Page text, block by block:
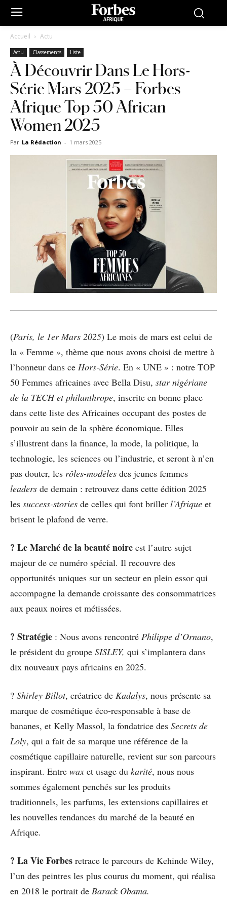
Accueil Actu
Actu Classements Liste
À Découvrir Dans Le Hors-
Série Mars 2025 – Forbes
Afrique Top 50 African
Women 2025
Par La Rédaction - 1 mars 2025
(Paris, le 1er Mars 2025) Le mois de mars est celui de
la « Femme », thème que nous avons choisi de mettre à
l’honneur dans ce Hors-Série. En « UNE » : notre TOP
50 Femmes africaines avec Bella Disu, star nigériane
de la TECH et philanthrope, inscrite en bonne place
dans cette liste des Africaines occupant des postes de
pouvoir au sein de la sphère économique. Elles
s’illustrent dans la finance, la mode, la politique, la
technologie, les sciences ou l’industrie, et seront à n’en
pas douter, les rôles-modèles des jeunes femmes
leaders de demain : retrouvez dans cette édition 2025
les success-stories de celles qui font briller l’Afrique et
brisent le plafond de verre.
? Le Marché de la beauté noire est l’autre sujet
majeur de ce numéro spécial. Il recouvre des
opportunités uniques sur un secteur en plein essor qui
accompagne la demande croissante des consommatrices
aux peaux noires et métissées.
? Stratégie : Nous avons rencontré Philippe d’Ornano,
le président du groupe SISLEY, qui s’implantera dans
dix nouveaux pays africains en 2025.
? Shirley Billot, créatrice de Kadalys, nous présente sa
marque de cosmétique éco-responsable à base de
bananes, et Kelly Massol, la fondatrice des Secrets de
Loly, qui a fait de sa marque une référence de la
cosmétique capillaire naturelle, revient sur son parcours
inspirant. Entre wax et usage du karité, nous nous
sommes également penchés sur les produits
traditionnels, les parfums, les extensions capillaires et
les nouvelles tendances du marché de la beauté en
Afrique.
? La Vie Forbes retrace le parcours de Kehinde Wiley,
l’un des peintres les plus courus du moment, qui réalisa
en 2018 le portrait de Barack Obama.